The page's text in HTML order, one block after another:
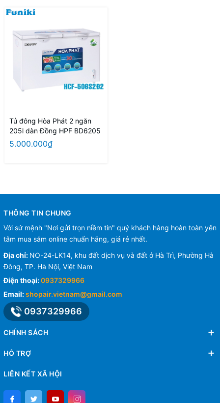
Tủ đông Hòa Phát 2 ngăn
205l dàn Đồng HPF BD6205
5.000.000₫
THÔNG TIN CHUNG
Với sứ mệnh "Nơi gửi trọn niềm tin" quý khách hàng hoàn toàn yên
tâm mua sắm online chuẩn hãng, giá rẻ nhất.
Địa chỉ: NO-24-LK14, khu đất dịch vụ và đất ở Hà Trì, Phường Hà
Đông, TP. Hà Nội, Việt Nam
Điện thoại:0937329966
Email:shopair.vietnam@gmail.com
0937329966
CHÍNH SÁCH
HỖ TRỢ
LIÊN KẾT XÃ HỘI